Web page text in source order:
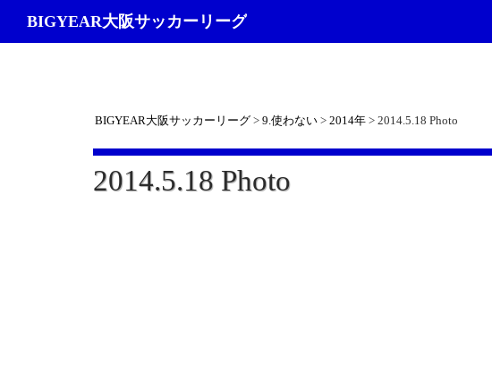
BIGYEAR大阪サッカーリーグ
BIGYEAR大阪サッカーリーグ> 9.使わない> 2014年> 2014.5.18 Photo
2014.5.18 Photo